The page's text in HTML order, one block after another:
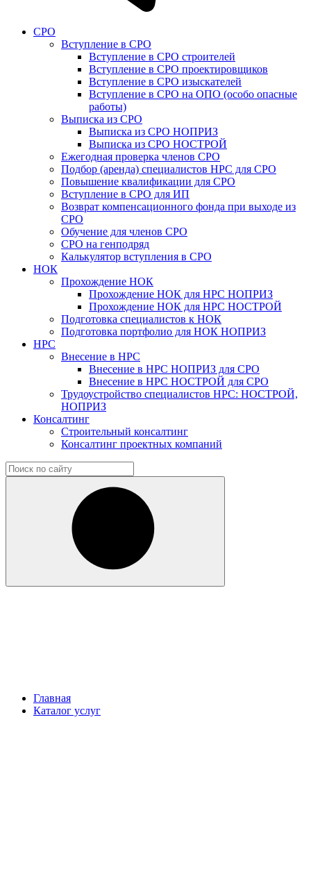
СРО
Вступление в СРО
Вступление в СРО строителей
Вступление в СРО проектировщиков
Вступление в СРО изыскателей
Вступление в СРО на ОПО (особо опасные
работы)
Выписка из СРО
Выписка из СРО НОПРИЗ
Выписка из СРО НОСТРОЙ
Ежегодная проверка членов СРО
Подбор (аренда) специалистов НРС для СРО
Повышение квалификации для СРО
Вступление в СРО для ИП
Возврат компенсационного фонда при выходе из
СРО
Обучение для членов СРО
СРО на генподряд
Калькулятор вступления в СРО
НОК
Прохождение НОК
Прохождение НОК для НРС НОПРИЗ
Прохождение НОК для НРС НОСТРОЙ
Подготовка специалистов к НОК
Подготовка портфолио для НОК НОПРИЗ
НРС
Внесение в НРС
Внесение в НРС НОПРИЗ для СРО
Внесение в НРС НОСТРОЙ для СРО
Трудоустройство специалистов НРС: НОСТРОЙ,
НОПРИЗ
Консалтинг
Строительный консалтинг
Консалтинг проектных компаний
Главная
Каталог услуг